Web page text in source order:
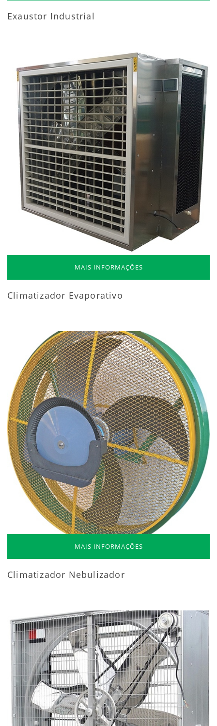
Exaustor Industrial
MAIS INFORMAÇÕES
Climatizador Evaporativo
MAIS INFORMAÇÕES
Climatizador Nebulizador